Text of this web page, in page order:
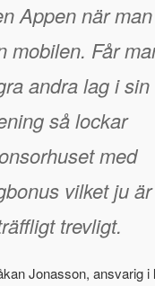
Appen när
mobilen. Får
andra lag i sin
så lockar
med
vilket ju är
trevligt.
Jonasson, ansvarig i